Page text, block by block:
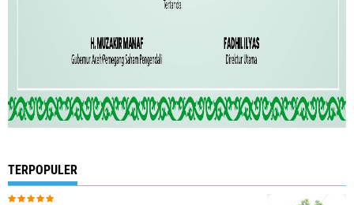
TERPOPULER